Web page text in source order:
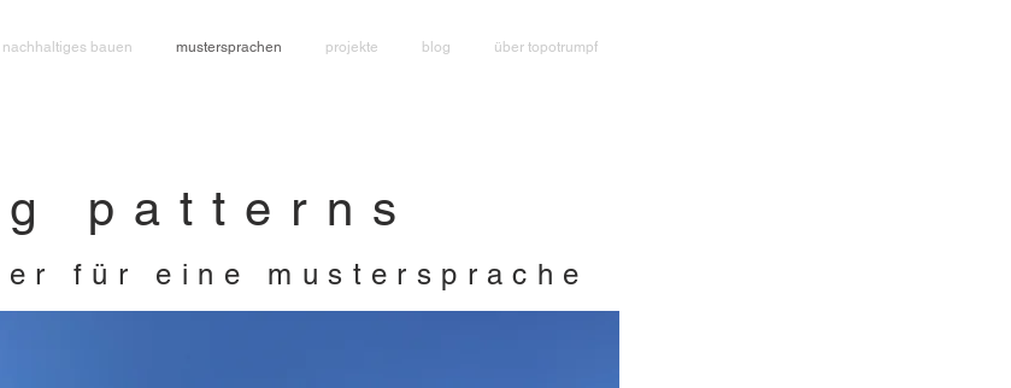
bauen mustersprachen projekte blog über topotrumpf
patterns
für eine mustersprache